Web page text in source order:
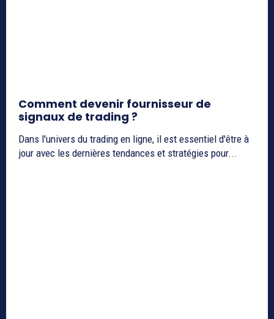
Comment devenir fournisseur de
signaux de trading ?
Dans l'univers du trading en ligne, il est essentiel d'être à
jour avec les dernières tendances et stratégies pour...